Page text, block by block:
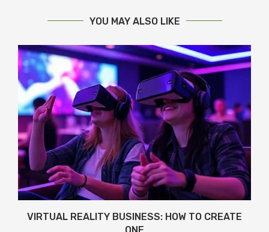
YOU MAY ALSO LIKE
VIRTUAL REALITY BUSINESS: HOW TO CREATE
ONE